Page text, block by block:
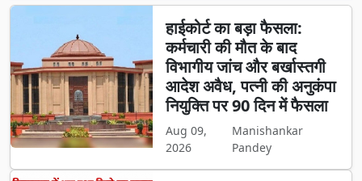
हाईकोर्ट का बड़ा फैसला:
कर्मचारी की मौत के बाद
विभागीय जांच और बर्खास्तगी
आदेश अवैध, पत्नी की अनुकंपा
नियुक्ति पर 90 दिन में फैसला
Aug 09,
2026
Manishankar
Pandey